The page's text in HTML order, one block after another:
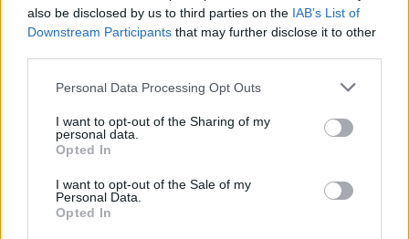
also be disclosed by us to third parties on the IAB’s List of
Downstream Participants that may further disclose it to other
Personal Data Processing Opt Outs
I want to opt-out of the Sharing of my
personal data.
Opted In
I want to opt-out of the Sale of my
Personal Data.
Opted In